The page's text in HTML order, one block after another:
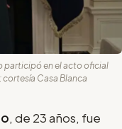
participó en el acto oficial
Casa Blanca
, de 23 años, fue